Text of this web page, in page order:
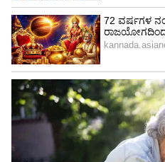
Image Credit :Asianet News
ವೃಶ್ಚಿಕ
ರಾಶಿಚಕ್ರದ ಅಧಿಪತಿಯೊಂದಿಗೆ,
ಮತ್ತು ಬುಧ ಕೂಡ
ರಾಶಿಚಕ್ರ ಚಿಹ್ನೆಯ ಜೀವನವು
ಹೋಗುತ್ತದೆ. ಮನಸ್ಸಿನಲ್ಲಿರುವ
ಯೋಜಿಸಿದ ಕೆಲಸಗಳು